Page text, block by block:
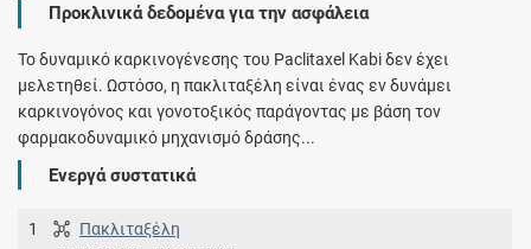
Προκλινικά δεδομένα για την ασφάλεια
Το δυναμικό καρκινογένεσης του Paclitaxel Kabi δεν έχει
μελετηθεί. Ωστόσο, η πακλιταξέλη είναι ένας εν δυνάμει
καρκινογόνος και γονοτοξικός παράγοντας με βάση τον
φαρμακοδυναμικό μηχανισμό δράσης...
Ενεργά συστατικά
1 Πακλιταξέλη